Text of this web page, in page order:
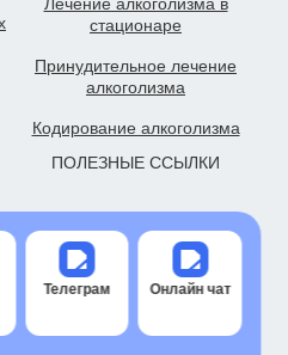
Лечение алкоголизма в
стационаре
Принудительное лечение
алкоголизма
Кодирование алкоголизма
ПОЛЕЗНЫЕ ССЫЛКИ
Все услуги
Политика
конфиденциальности
Пользовательское
Телеграм Онлайн чат